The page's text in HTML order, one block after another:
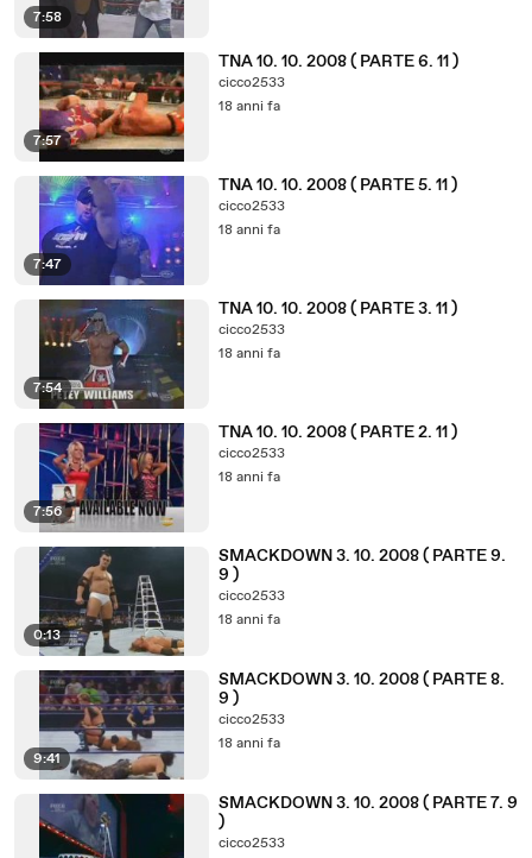
7:58
7:57
TNA 10. 10. 2008 ( PARTE 6. 11 )
cicco2533
18 anni fa
7:47
TNA 10. 10. 2008 ( PARTE 5. 11 )
cicco2533
18 anni fa
7:54
TNA 10. 10. 2008 ( PARTE 3. 11 )
cicco2533
18 anni fa
7:56
TNA 10. 10. 2008 ( PARTE 2. 11 )
cicco2533
18 anni fa
0:13
SMACKDOWN 3. 10. 2008 ( PARTE 9.
9 )
cicco2533
18 anni fa
9:41
SMACKDOWN 3. 10. 2008 ( PARTE 8.
9 )
cicco2533
18 anni fa
SMACKDOWN 3. 10. 2008 ( PARTE 7. 9
)
cicco2533